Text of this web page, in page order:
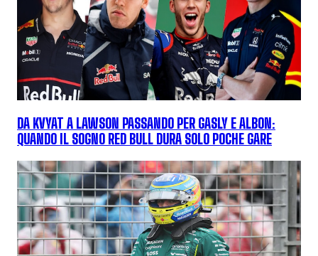
DA KVYAT A LAWSON PASSANDO PER GASLY E ALBON:
QUANDO IL SOGNO RED BULL DURA SOLO POCHE GARE